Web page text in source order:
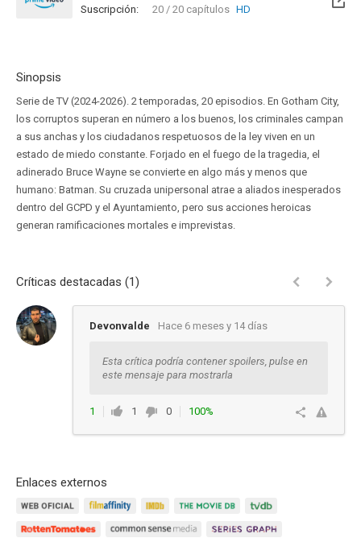
Suscripción:
20 / 20 capítulos HD
Sinopsis
Serie de TV (2024-2026). 2 temporadas, 20 episodios. En Gotham City,
los corruptos superan en número a los buenos, los criminales campan
a sus anchas y los ciudadanos respetuosos de la ley viven en un
estado de miedo constante. Forjado en el fuego de la tragedia, el
adinerado Bruce Wayne se convierte en algo más y menos que
humano: Batman. Su cruzada unipersonal atrae a aliados inesperados
dentro del GCPD y el Ayuntamiento, pero sus acciones heroicas
generan ramificaciones mortales e imprevistas.
Críticas destacadas (1)
Devonvalde Hace 6 meses y 14 días
Esta crítica podría contener spoilers, pulse en
este mensaje para mostrarla
1 1 0
100%
Enlaces externos